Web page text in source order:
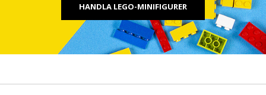
HANDLA LEGO-MINIFIGURER